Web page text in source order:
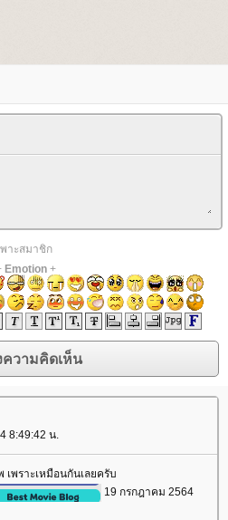
าะสมาชิก
Emotion+
8:49:42 น.
พราะเหมือนกันเลยครับ
19 กรกฎาคม 2564